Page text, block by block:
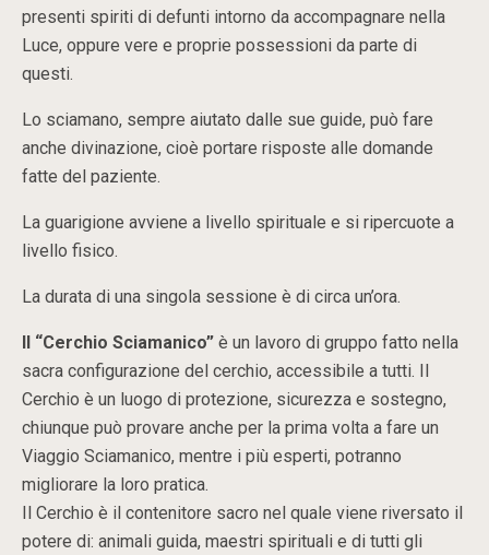
presenti spiriti di defunti intorno da accompagnare nella
Luce, oppure vere e proprie possessioni da parte di
questi.
Lo sciamano, sempre aiutato dalle sue guide, può fare
anche divinazione, cioè portare risposte alle domande
fatte del paziente.
La guarigione avviene a livello spirituale e si ripercuote a
livello fisico.
La durata di una singola sessione è di circa un’ora.
Il “Cerchio Sciamanico” è un lavoro di gruppo fatto nella
sacra configurazione del cerchio, accessibile a tutti. Il
Cerchio è un luogo di protezione, sicurezza e sostegno,
chiunque può provare anche per la prima volta a fare un
Viaggio Sciamanico, mentre i più esperti, potranno
migliorare la loro pratica.
Il Cerchio è il contenitore sacro nel quale viene riversato il
potere di: animali guida, maestri spirituali e di tutti gli